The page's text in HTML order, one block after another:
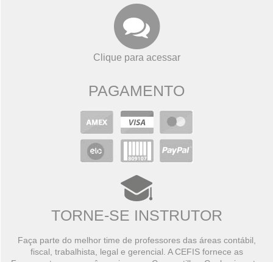
Clique para acessar
PAGAMENTO
TORNE-SE INSTRUTOR
Faça parte do melhor time de professores das áreas contábil,
fiscal, trabalhista, legal e gerencial. A CEFIS fornece as